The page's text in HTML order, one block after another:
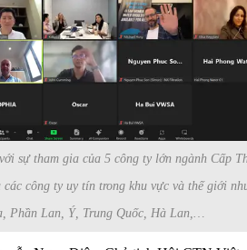
sự tham gia của 5 công ty lớn ngành Cấp
các công ty uy tín trong khu vực và thế giới
Phần Lan, Ý, Trung Quốc, Hà Lan,…